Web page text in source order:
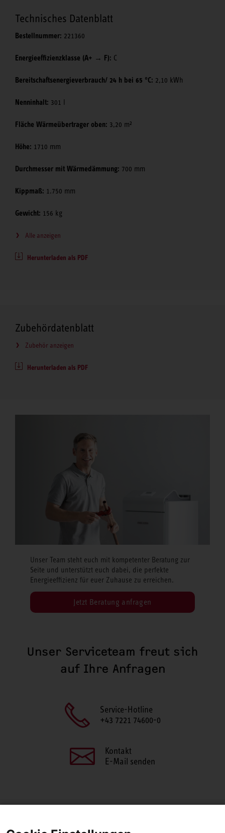
Technisches Datenblatt
Bestellnummer: 221360
Energieeffizienzklasse (A+ → F): C
Bereitschaftsenergieverbrauch/ 24 h bei 65 °C: 2,10 kWh
Nenninhalt: 301 l
Fläche Wärmeübertrager oben: 3,20 m²
Höhe: 1710 mm
Durchmesser mit Wärmedämmung: 700 mm
Kippmaß: 1.750 mm
Gewicht: 156 kg
Alle anzeigen
Herunterladen als PDF
Zubehördatenblatt
Zubehör anzeigen
Herunterladen als PDF
Unser Team steht euch mit kompetenter Beratung zur
Seite und unterstützt euch dabei, die perfekte
Energieeffizienz für euer Zuhause zu erreichen.
Jetzt Beratung anfragen
Unser Serviceteam freut sich
auf Ihre Anfragen
Service-Hotline
+43 7221 74600-0
Kontakt
E-Mail senden